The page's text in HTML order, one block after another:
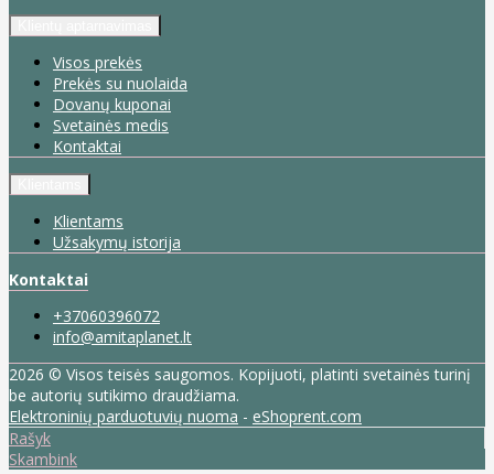
Visos prekės
Prekės su nuolaida
Dovanų kuponai
Svetainės medis
Kontaktai
Klientams
Užsakymų istorija
Kontaktai
+37060396072
info@amitaplanet.lt
2026 © Visos teisės saugomos. Kopijuoti, platinti svetainės turinį
be autorių sutikimo draudžiama.
Elektroninių parduotuvių nuoma - eShoprent.com
Rašyk
Skambink